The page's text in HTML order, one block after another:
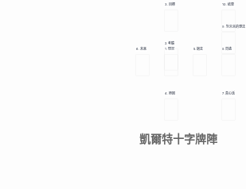
1. 現況
2. 考驗
3. 目標
4. 原因
5. 過去
6. 未來
7. 真心話
8. 周遭
9. 對未來的想法
10. 結果
凱爾特十字牌陣